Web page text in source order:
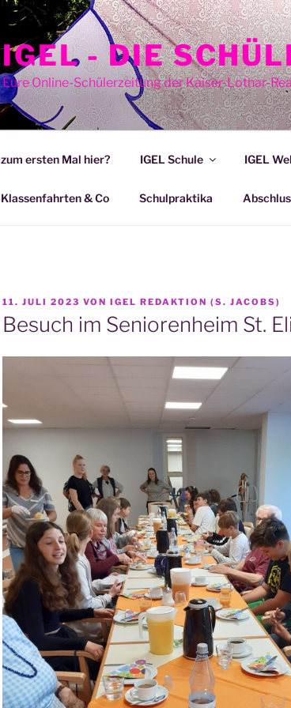
IGEL - DIE
Eure Online-Schülerzeitung der Kaiser-Lothar-
zum ersten Mal hier? IGEL Schule IGEL
Klassenfahrten & Co Schulpraktika
VERÖFFENTLICHT
AM
11. JULI 2023 VON IGEL REDAKTION (S. JACOBS)
Besuch im Seniorenheim St.